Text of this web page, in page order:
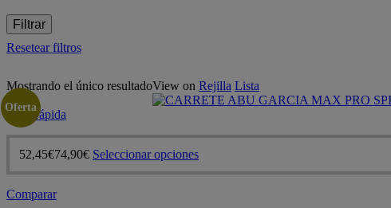
Filtrar
Resetear filtros
Mostrando el único resultadoView on Rejilla Lista
Oferta
Vista rápida
52,45€74,90€ Seleccionar opcionesEste
Comparar